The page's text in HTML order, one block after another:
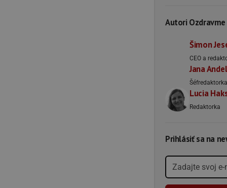
Autori Ozdravme
Šimon
CEO a
Jana
Lucia
Redaktorka
Prihlásiť sa na